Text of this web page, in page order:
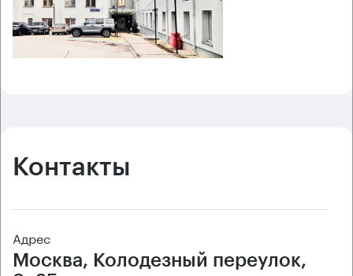
Контакты
Адрес
Москва, Колодезный переулок,